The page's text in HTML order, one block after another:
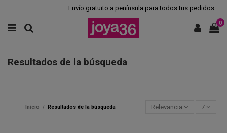
Envío gratuito a península para todos tus pedidos.
0
Resultados de la búsqueda
Inicio Resultados de la búsqueda Relevancia 7